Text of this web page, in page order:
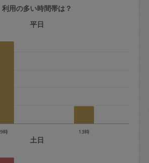
をキャンセルする場合、毎週定
回まで隔週定期は月1回までキャ
ル料金の設定について：
利用の多い時間帯は？
平日
9時 13時
土日